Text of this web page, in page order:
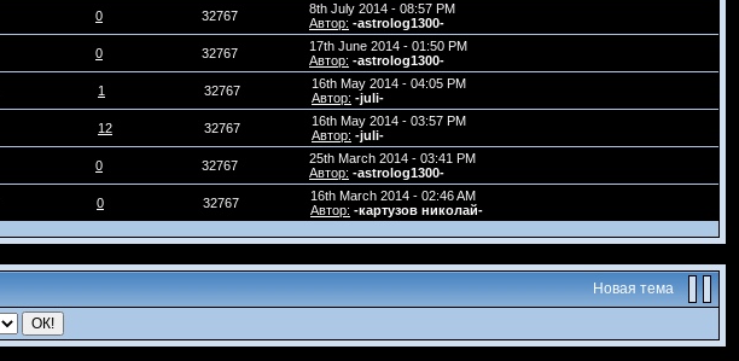
0 32767
8th July 2014 - 08:57 PM
Автор: -astrolog1300-
0 32767
17th June 2014 - 01:50 PM
Автор: -astrolog1300-
1 32767
16th May 2014 - 04:05 PM
Автор: -juli-
12 32767
16th May 2014 - 03:57 PM
Автор: -juli-
0 32767
25th March 2014 - 03:41 PM
Автор: -astrolog1300-
0 32767
16th March 2014 - 02:46 AM
Автор: -картузов николай-
Новая тема